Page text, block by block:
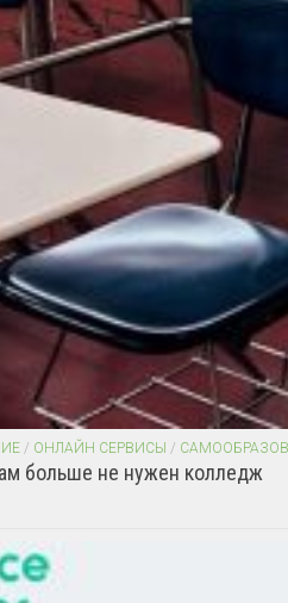
/ ОНЛАЙН СЕРВИСЫ /
больше не нужен колледж